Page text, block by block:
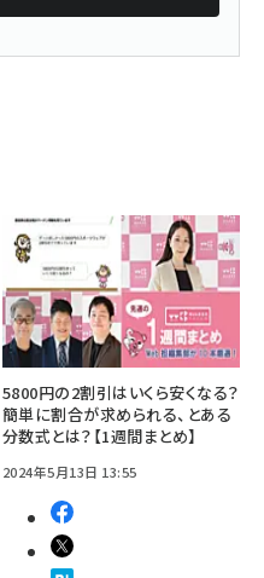
5800円の2割引はいくら安くなる？
簡単に割合が求められる、とある
分数式とは？【1週間まとめ】
2024年5月13日 13:55